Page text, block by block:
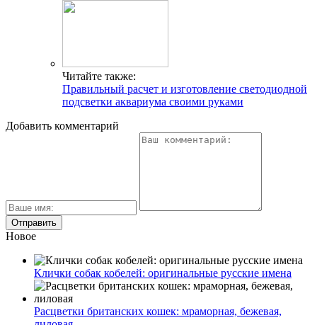
Читайте также:
Правильный расчет и изготовление светодиодной
подсветки аквариума своими руками
Добавить комментарий
Новое
Клички собак кобелей: оригинальные русские имена
Расцветки британских кошек: мраморная, бежевая,